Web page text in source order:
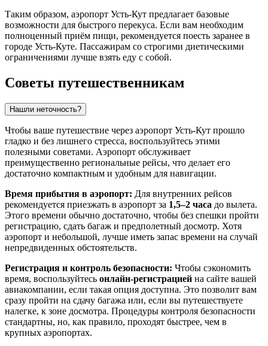
Таким образом, аэропорт Усть-Кут предлагает базовые
возможности для быстрого перекуса. Если вам необходим
полноценный приём пищи, рекомендуется поесть заранее в
городе Усть-Куте. Пассажирам со строгими диетическими
ограничениями лучше взять еду с собой.
Советы путешественникам
Нашли неточность?
Чтобы ваше путешествие через аэропорт Усть-Кут прошло
гладко и без лишнего стресса, воспользуйтесь этими
полезными советами. Аэропорт обслуживает
преимущественно региональные рейсы, что делает его
достаточно компактным и удобным для навигации.
Время прибытия в аэропорт: Для внутренних рейсов
рекомендуется приезжать в аэропорт за 1,5–2 часа до вылета.
Этого времени обычно достаточно, чтобы без спешки пройти
регистрацию, сдать багаж и предполетный досмотр. Хотя
аэропорт и небольшой, лучше иметь запас времени на случай
непредвиденных обстоятельств.
Регистрация и контроль безопасности: Чтобы сэкономить
время, воспользуйтесь онлайн-регистрацией на сайте вашей
авиакомпании, если такая опция доступна. Это позволит вам
сразу пройти на сдачу багажа или, если вы путешествуете
налегке, к зоне досмотра. Процедуры контроля безопасности
стандартны, но, как правило, проходят быстрее, чем в
крупных аэропортах.